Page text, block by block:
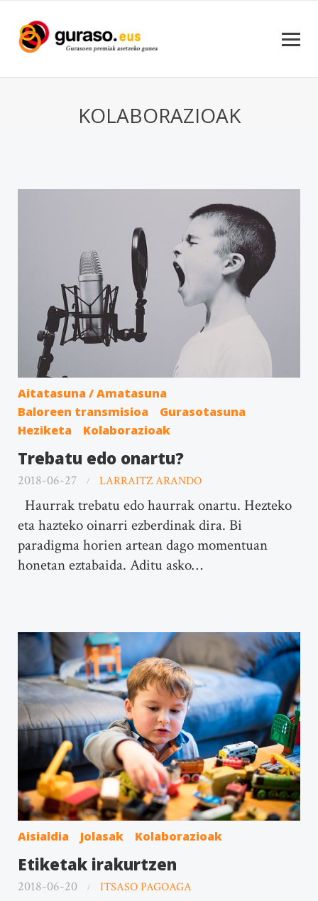
KOLABORAZIOAK
Aitatasuna / Amatasuna
Baloreen transmisioa
Gurasotasuna
Heziketa
Kolaborazioak
Trebatu edo onartu?
2018-06-27 LARRAITZ ARANDO
Haurrak trebatu edo haurrak onartu. Hezteko
eta hazteko oinarri ezberdinak dira. Bi
paradigma horien artean dago momentuan
honetan eztabaida. Aditu asko…
Aisialdia Jolasak Kolaborazioak
Etiketak irakurtzen
2018-06-20 ITSASO PAGOAGA